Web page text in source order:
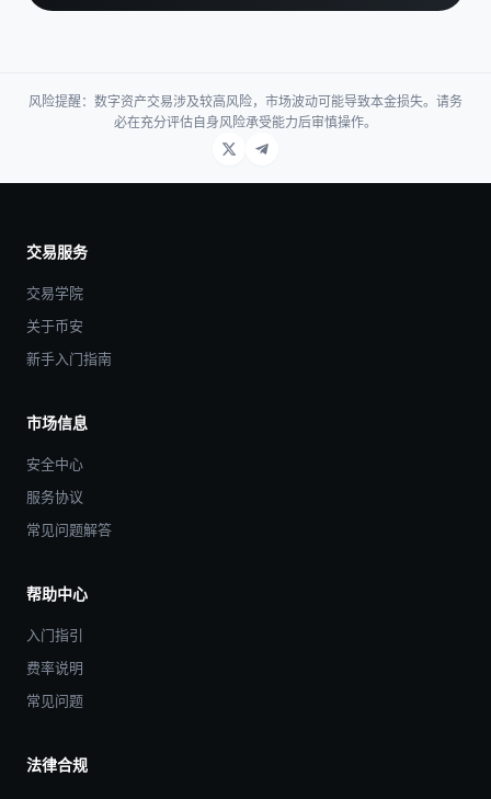
风险提醒：数字资产交易涉及较高风险，市场波动可能导致本金损失。请务
必在充分评估自身风险承受能力后审慎操作。
交易服务
交易学院
关于币安
新手入门指南
市场信息
安全中心
服务协议
常见问题解答
帮助中心
入门指引
费率说明
常见问题
法律合规